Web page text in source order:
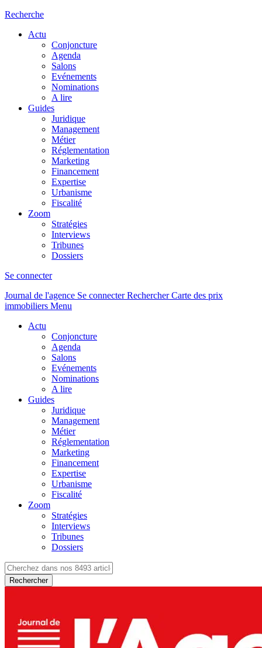
Recherche
Actu
Conjoncture
Agenda
Salons
Evénements
Nominations
A lire
Guides
Juridique
Management
Métier
Réglementation
Marketing
Financement
Expertise
Urbanisme
Fiscalité
Zoom
Stratégies
Interviews
Tribunes
Dossiers
Se connecter
Journal de l'agence Se connecterRechercher Carte des prix
immobiliers Menu
Actu
Conjoncture
Agenda
Salons
Evénements
Nominations
A lire
Guides
Juridique
Management
Métier
Réglementation
Marketing
Financement
Expertise
Urbanisme
Fiscalité
Zoom
Stratégies
Interviews
Tribunes
Dossiers
Rechercher